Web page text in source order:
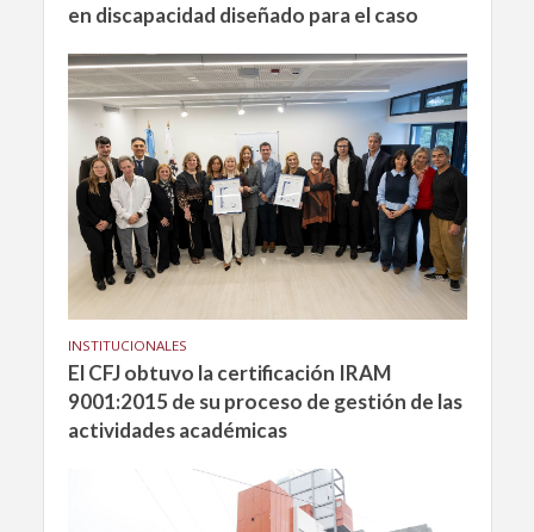
en discapacidad diseñado para el caso
INSTITUCIONALES
El CFJ obtuvo la certificación IRAM
9001:2015 de su proceso de gestión de las
actividades académicas